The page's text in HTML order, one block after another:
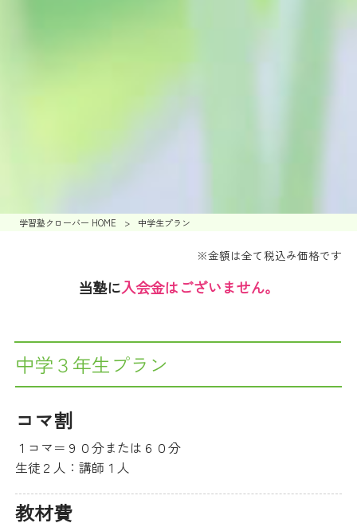
学習塾クローバー HOME > 中学生プラン
※金額は全て税込み価格です
当塾に入会金はございません。
中学３年生プラン
コマ割
１コマ＝９０分または６０分
生徒２人：講師１人
教材費